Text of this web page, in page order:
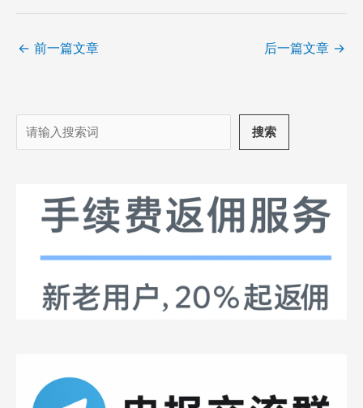
← 前一篇文章 后一篇文章 →
搜
索
搜索